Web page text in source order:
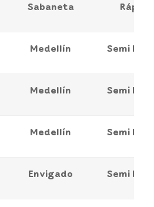
Sabaneta Rápida
Medellín Semi
Medellín Semi
Medellín Semi
Envigado Semi